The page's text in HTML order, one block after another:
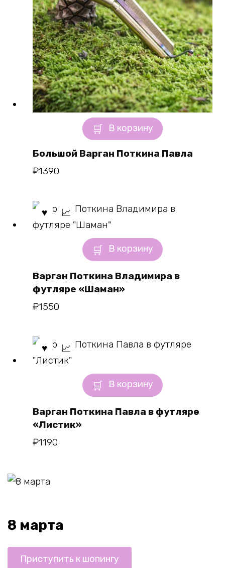
В корзину
Большой Варган Поткина Павла
₽1390
В корзину
Варган Поткина Владимира в
футляре «Шаман»
₽1550
В корзину
Варган Поткина Павла в футляре
«Листик»
₽1190
8 марта
Приступить к шопингу